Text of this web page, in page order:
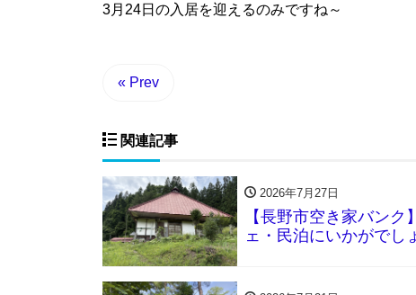
3月24日の入居を迎えるのみですね～
« Prev
関連記事
2026年7月27日
【長野市空き家バン
ェ・民泊にいかがでし